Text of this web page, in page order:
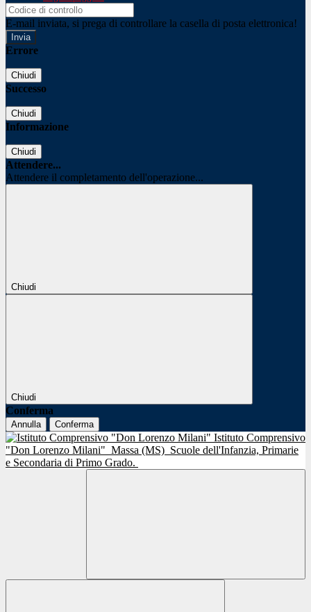
E-mail inviata, si prega di controllare la casella di posta elettronica!
Errore
Chiudi
Successo
Chiudi
Informazione
Chiudi
Attendere...
Attendere il completamento dell'operazione...
Chiudi
Chiudi
Conferma
Annulla Conferma
Istituto Comprensivo
"Don Lorenzo Milani" Massa (MS) Scuole dell'Infanzia, Primarie
e Secondaria di Primo Grado.